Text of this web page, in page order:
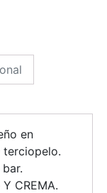
en
CREMA.